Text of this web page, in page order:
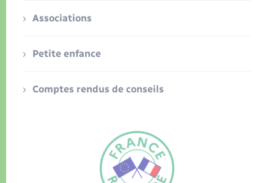
Associations
Petite enfance
Comptes rendus de conseils